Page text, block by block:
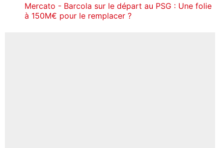
Mercato - Barcola sur le départ au PSG : Une folie
à 150M€ pour le remplacer ?